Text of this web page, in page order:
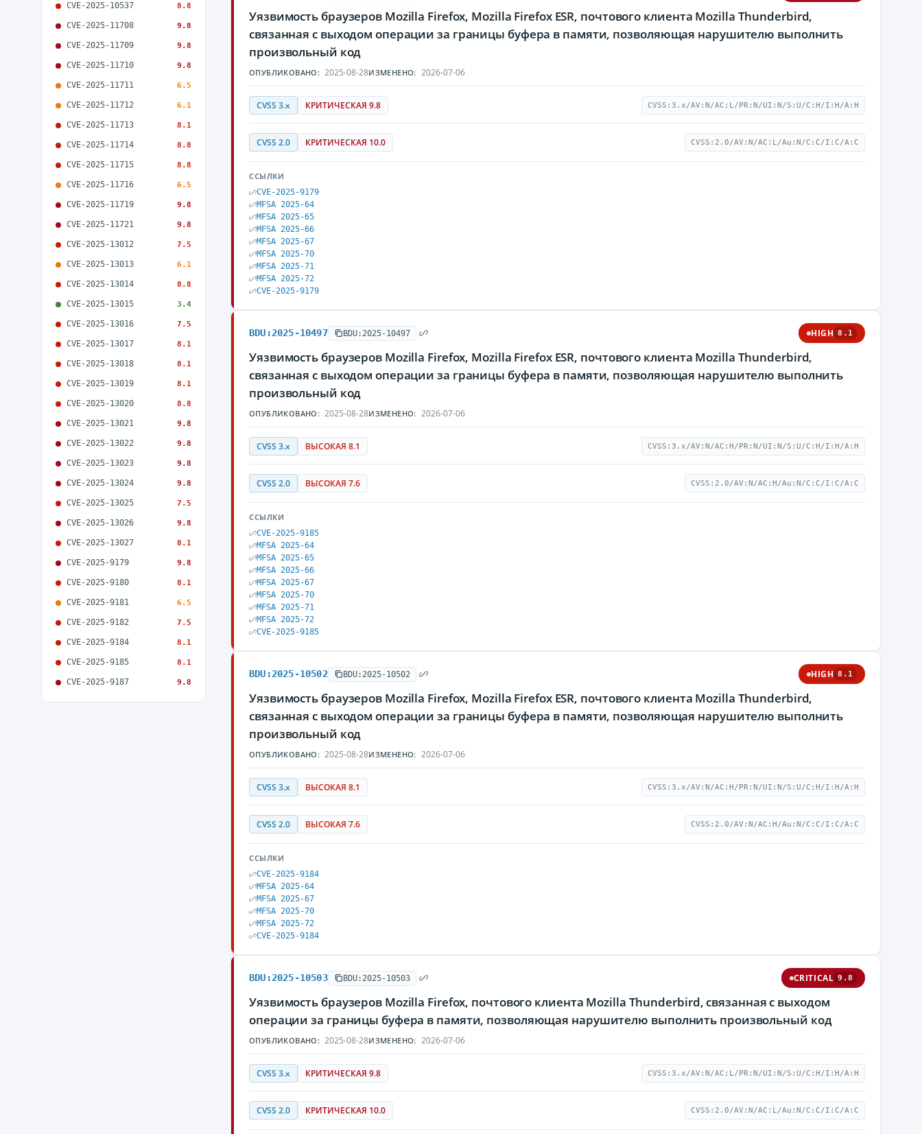
CVE-2025-10537 8.8
CVE-2025-11708 9.8
CVE-2025-11709 9.8
CVE-2025-11710 9.8
CVE-2025-11711 6.5
CVE-2025-11712 6.1
CVE-2025-11713 8.1
CVE-2025-11714 8.8
CVE-2025-11715 8.8
CVE-2025-11716 6.5
CVE-2025-11719 9.8
CVE-2025-11721 9.8
CVE-2025-13012 7.5
CVE-2025-13013 6.1
CVE-2025-13014 8.8
CVE-2025-13015 3.4
CVE-2025-13016 7.5
CVE-2025-13017 8.1
CVE-2025-13018 8.1
CVE-2025-13019 8.1
CVE-2025-13020 8.8
CVE-2025-13021 9.8
CVE-2025-13022 9.8
CVE-2025-13023 9.8
CVE-2025-13024 9.8
CVE-2025-13025 7.5
CVE-2025-13026 9.8
CVE-2025-13027 8.1
CVE-2025-9179 9.8
CVE-2025-9180 8.1
CVE-2025-9181 6.5
CVE-2025-9182 7.5
CVE-2025-9184 8.1
CVE-2025-9185 8.1
CVE-2025-9187 9.8
Уязвимость браузеров Mozilla Firefox, Mozilla Firefox ESR, почтового клиента Mozilla Thunderbird,
связанная с выходом операции за границы буфера в памяти, позволяющая нарушителю выполнить
произвольный код
ОПУБЛИКОВАНО: 2025-08-28ИЗМЕНЕНО: 2026-07-06
CVSS 3.x КРИТИЧЕСКАЯ 9.8 CVSS:3.x/AV:N/AC:L/PR:N/UI:N/S:U/C:H/I:H/A:H
CVSS 2.0 КРИТИЧЕСКАЯ 10.0 CVSS:2.0/AV:N/AC:L/Au:N/C:C/I:C/A:C
ССЫЛКИ
CVE-2025-9179
MFSA 2025-64
MFSA 2025-65
MFSA 2025-66
MFSA 2025-67
MFSA 2025-70
MFSA 2025-71
MFSA 2025-72
CVE-2025-9179
BDU:2025-10497 BDU:2025-10497 HIGH 8.1
Уязвимость браузеров Mozilla Firefox, Mozilla Firefox ESR, почтового клиента Mozilla Thunderbird,
связанная с выходом операции за границы буфера в памяти, позволяющая нарушителю выполнить
произвольный код
ОПУБЛИКОВАНО: 2025-08-28ИЗМЕНЕНО: 2026-07-06
CVSS 3.x ВЫСОКАЯ 8.1 CVSS:3.x/AV:N/AC:H/PR:N/UI:N/S:U/C:H/I:H/A:H
CVSS 2.0 ВЫСОКАЯ 7.6 CVSS:2.0/AV:N/AC:H/Au:N/C:C/I:C/A:C
ССЫЛКИ
CVE-2025-9185
MFSA 2025-64
MFSA 2025-65
MFSA 2025-66
MFSA 2025-67
MFSA 2025-70
MFSA 2025-71
MFSA 2025-72
CVE-2025-9185
BDU:2025-10502 BDU:2025-10502 HIGH 8.1
Уязвимость браузеров Mozilla Firefox, Mozilla Firefox ESR, почтового клиента Mozilla Thunderbird,
связанная с выходом операции за границы буфера в памяти, позволяющая нарушителю выполнить
произвольный код
ОПУБЛИКОВАНО: 2025-08-28ИЗМЕНЕНО: 2026-07-06
CVSS 3.x ВЫСОКАЯ 8.1 CVSS:3.x/AV:N/AC:H/PR:N/UI:N/S:U/C:H/I:H/A:H
CVSS 2.0 ВЫСОКАЯ 7.6 CVSS:2.0/AV:N/AC:H/Au:N/C:C/I:C/A:C
ССЫЛКИ
CVE-2025-9184
MFSA 2025-64
MFSA 2025-67
MFSA 2025-70
MFSA 2025-72
CVE-2025-9184
BDU:2025-10503 BDU:2025-10503 CRITICAL 9.8
Уязвимость браузеров Mozilla Firefox, почтового клиента Mozilla Thunderbird, связанная с выходом
операции за границы буфера в памяти, позволяющая нарушителю выполнить произвольный код
ОПУБЛИКОВАНО: 2025-08-28ИЗМЕНЕНО: 2026-07-06
CVSS 3.x КРИТИЧЕСКАЯ 9.8 CVSS:3.x/AV:N/AC:L/PR:N/UI:N/S:U/C:H/I:H/A:H
CVSS 2.0 КРИТИЧЕСКАЯ 10.0 CVSS:2.0/AV:N/AC:L/Au:N/C:C/I:C/A:C